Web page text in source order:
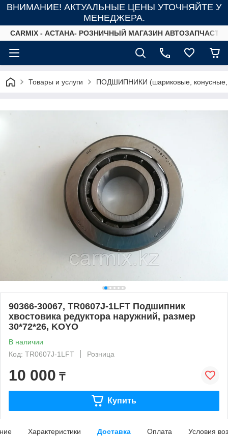
ВНИМАНИЕ! АКТУАЛЬНЫЕ ЦЕНЫ УТОЧНЯЙТЕ У
МЕНЕДЖЕРА.
СARMIX - АСТАНА- РОЗНИЧНЫЙ МАГАЗИН
Товары и услуги ПОДШИПНИКИ (шариковые, конусные,
90366-30067, TR0607J-1LFT Подшипник
хвостовика редуктора наружний, размер
30*72*26, KOYO
В наличии
Код: TR0607J-1LFT
Розница
10 000 ₸
Купить
Характеристики Доставка Оплата Условия